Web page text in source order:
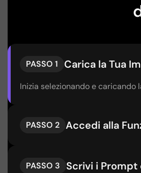
PASSO 1 Carica la Tua
Inizia selezionando e caricando
PASSO 2 Accedi alla
PASSO 3 Scrivi i Prompt